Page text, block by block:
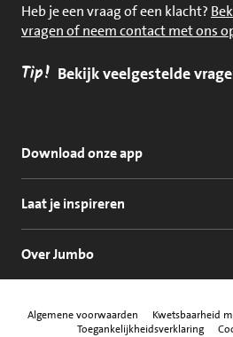
Heb je een vraag of een klacht?
vragen of neem contact met ons
Tip! Bekijk veelgestelde
Download onze app
Laat je inspireren
Over Jumbo
Algemene voorwaarden Kwetsbaarheid
Toegankelijkheidsverklaring